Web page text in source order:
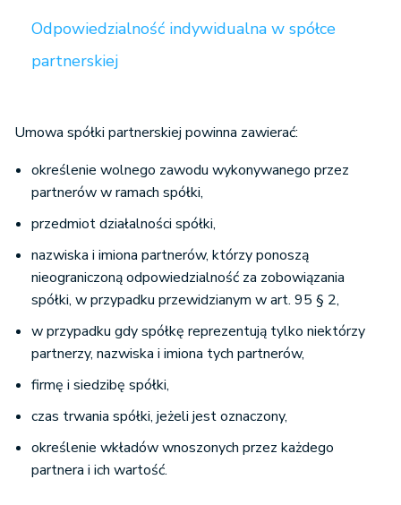
Odpowiedzialność indywidualna w spółce
partnerskiej
Umowa spółki partnerskiej powinna zawierać:
określenie wolnego zawodu wykonywanego przez
partnerów w ramach spółki,
przedmiot działalności spółki,
nazwiska i imiona partnerów, którzy ponoszą
nieograniczoną odpowiedzialność za zobowiązania
spółki, w przypadku przewidzianym w art. 95 § 2,
w przypadku gdy spółkę reprezentują tylko niektórzy
partnerzy, nazwiska i imiona tych partnerów,
firmę i siedzibę spółki,
czas trwania spółki, jeżeli jest oznaczony,
określenie wkładów wnoszonych przez każdego
partnera i ich wartość.